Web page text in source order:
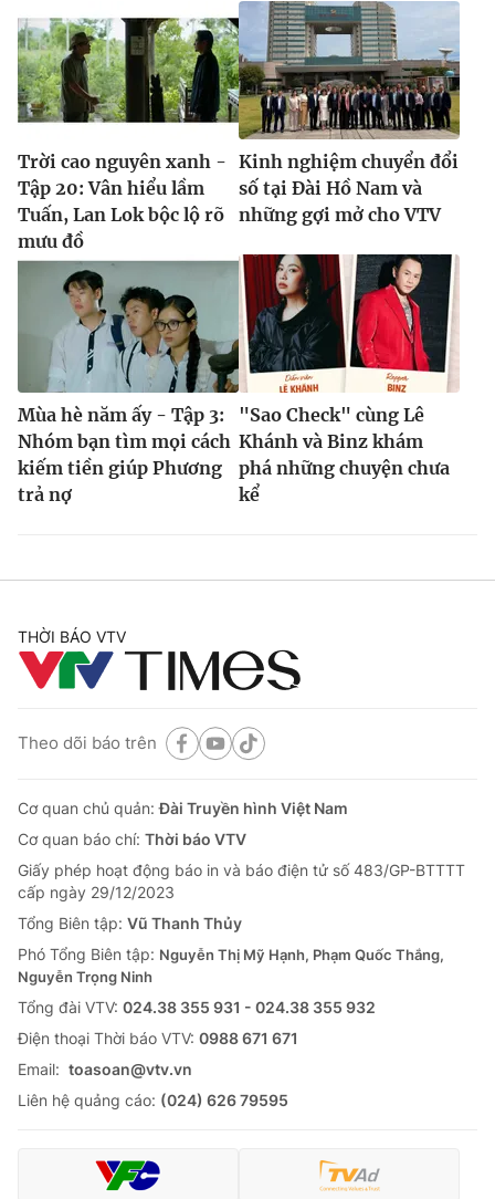
Trời cao nguyên xanh -
Tập 20: Vân hiểu lầm
Tuấn, Lan Lok bộc lộ rõ
mưu đồ
Kinh nghiệm chuyển đổi
số tại Đài Hồ Nam và
những gợi mở cho VTV
Mùa hè năm ấy - Tập 3:
Nhóm bạn tìm mọi cách
kiếm tiền giúp Phương
trả nợ
"Sao Check" cùng Lê
Khánh và Binz khám
phá những chuyện chưa
kể
THỜI BÁO VTV
Theo dõi báo trên
Cơ quan chủ quản:Đài Truyền hình Việt Nam
Cơ quan báo chí: Thời báo VTV
Giấy phép hoạt động báo in và báo điện tử số 483/GP-BTTTT
cấp ngày 29/12/2023
Tổng Biên tập: Vũ Thanh Thủy
Phó Tổng Biên tập: Nguyễn Thị Mỹ Hạnh, Phạm Quốc Thắng,
Nguyễn Trọng Ninh
Tổng đài VTV: 024.38 355 931 - 024.38 355 932
Ðiện thoại Thời báo VTV: 0988 671 671
Email: toasoan@vtv.vn
Liên hệ quảng cáo: (024) 626 79595